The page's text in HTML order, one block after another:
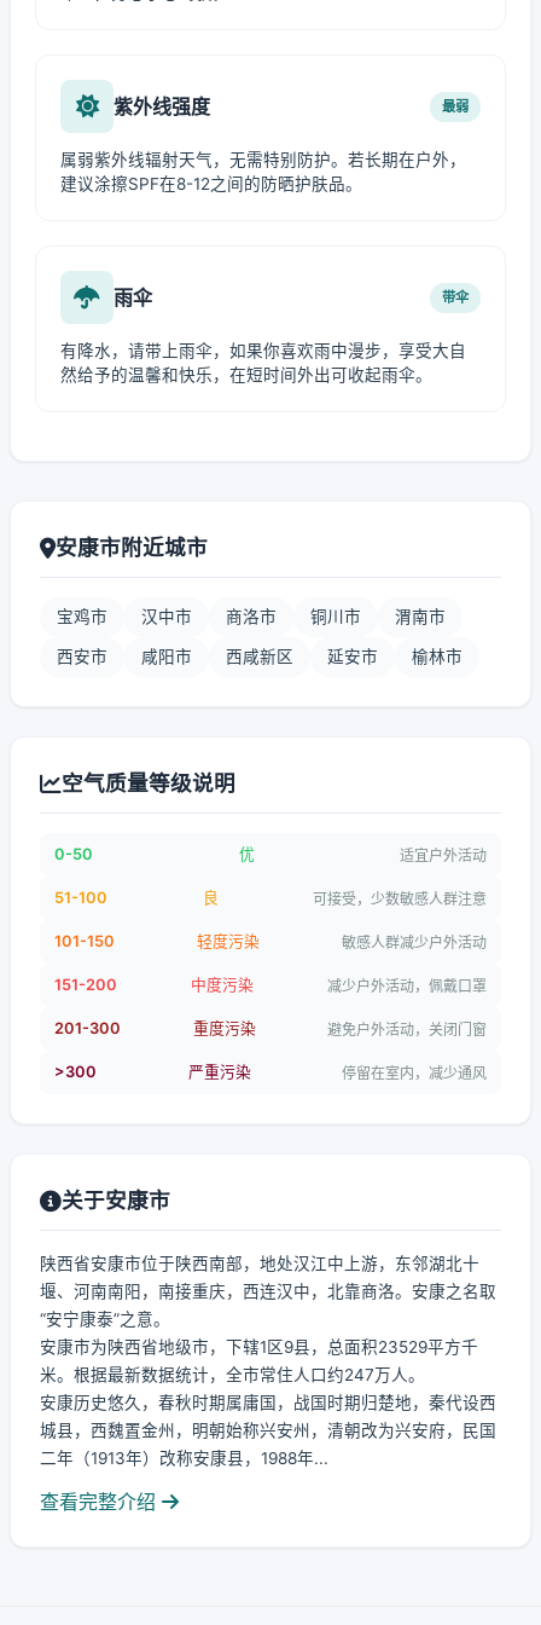
紫外线强度 最弱
属弱紫外线辐射天气，无需特别防护。若长期在户外，
建议涂擦SPF在8-12之间的防晒护肤品。
雨伞 带伞
有降水，请带上雨伞，如果你喜欢雨中漫步，享受大自
然给予的温馨和快乐，在短时间外出可收起雨伞。
安康市附近城市
宝鸡市 汉中市 商洛市 铜川市 渭南市
西安市 咸阳市 西咸新区 延安市 榆林市
空气质量等级说明
0-50 优 适宜户外活动
51-100 良 可接受，少数敏感人群注意
101-150 轻度污染 敏感人群减少户外活动
151-200 中度污染 减少户外活动，佩戴口罩
201-300 重度污染 避免户外活动，关闭门窗
>300 严重污染 停留在室内，减少通风
关于安康市
陕西省安康市位于陕西南部，地处汉江中上游，东邻湖北十
堰、河南南阳，南接重庆，西连汉中，北靠商洛。安康之名取
“安宁康泰”之意。
安康市为陕西省地级市，下辖1区9县，总面积23529平方千
米。根据最新数据统计，全市常住人口约247万人。
安康历史悠久，春秋时期属庸国，战国时期归楚地，秦代设西
城县，西魏置金州，明朝始称兴安州，清朝改为兴安府，民国
二年（1913年）改称安康县，1988年...
查看完整介绍